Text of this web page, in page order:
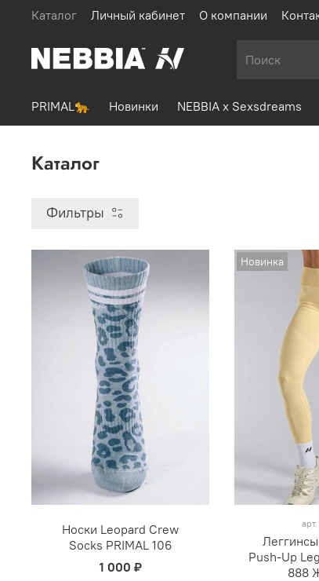
Каталог Личный кабинет О компании
PRIMAL🐆 Новинки NEBBIA x Sexsdreams
Каталог
Фильтры
Носки Leopard Crew
Socks PRIMAL 106
1 000 ₽
Новинка
арт.
Push-Up
888